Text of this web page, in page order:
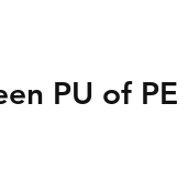
PU of PE